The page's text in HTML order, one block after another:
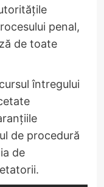
penal,
de toate
întregului
de procedură
de